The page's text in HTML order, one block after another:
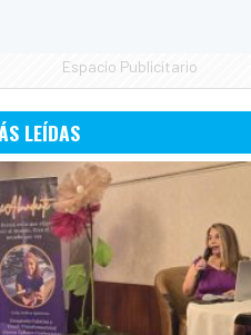
Espacio Publicitario
LEÍDAS